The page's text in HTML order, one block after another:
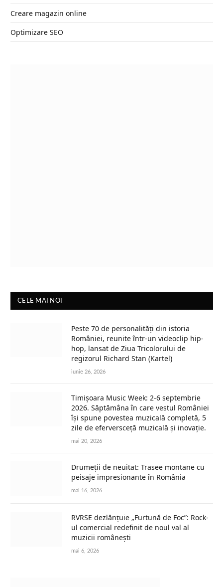
Creare magazin online
Optimizare SEO
CELE MAI NOI
Peste 70 de personalități din istoria
României, reunite într-un videoclip hip-
hop, lansat de Ziua Tricolorului de
regizorul Richard Stan (Kartel)
iunie 26, 2026
Timișoara Music Week: 2-6 septembrie
2026. Săptămâna în care vestul României
își spune povestea muzicală completă, 5
zile de eferversceță muzicală și inovație.
mai 20, 2026
Drumeții de neuitat: Trasee montane cu
peisaje impresionante în România
mai 16, 2026
RVRSE dezlănțuie „Furtună de Foc”: Rock-
ul comercial redefinit de noul val al
muzicii românești
mai 6, 2026